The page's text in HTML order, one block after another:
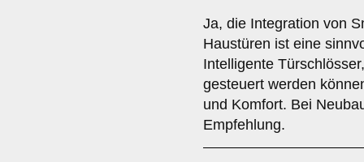
Ja, die Integration von
Haustüren ist eine
Intelligente
gesteuert werden
und Komfort. Bei
Empfehlung.